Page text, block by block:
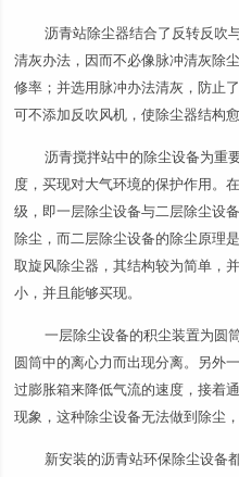
沥青站除尘器结合了反转反吹
清灰办法，因而不必像脉冲清灰除
修率；并选用脉冲办法清灰，防止
可不添加反吹风机，使除尘器结构愈
沥青搅拌站中的除尘设备为重
度，买现对大气环境的保护作用。
级，即一层除尘设备与二层除尘设
除尘，而二层除尘设备的除尘原理
取旋风除尘器，其结构较为简单，
小，并且能够买现。
一层除尘设备的积尘装置为圆
圆筒中的离心力而出现分离。另外
过膨胀箱来降低气流的速度，接着
现象，这种除尘设备无法做到除尘
新安装的沥青站环保除尘设备